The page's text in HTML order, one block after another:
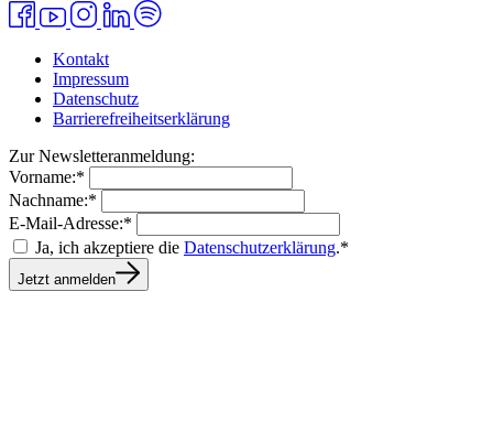
Kontakt
Impressum
Datenschutz
Barrierefreiheitserklärung
Zur Newsletteranmeldung:
Vorname:*
Nachname:*
E-Mail-Adresse:*
Ja, ich akzeptiere die Datenschutzerklärung.*
Jetzt anmelden